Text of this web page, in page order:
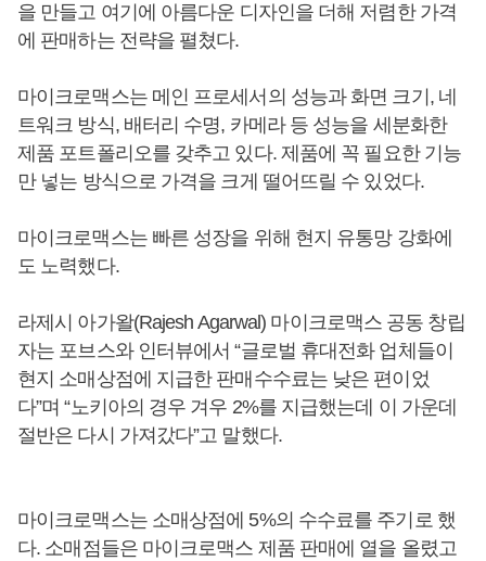
을 만들고 여기에 아름다운 디자인을 더해 저렴한 가격
에 판매하는 전략을 펼쳤다.
마이크로맥스는 메인 프로세서의 성능과 화면 크기, 네
트워크 방식, 배터리 수명, 카메라 등 성능을 세분화한
제품 포트폴리오를 갖추고 있다. 제품에 꼭 필요한 기능
만 넣는 방식으로 가격을 크게 떨어뜨릴 수 있었다.
마이크로맥스는 빠른 성장을 위해 현지 유통망 강화에
도 노력했다.
라제시 아가왈(Rajesh Agarwal) 마이크로맥스 공동 창립
자는 포브스와 인터뷰에서 “글로벌 휴대전화 업체들이
현지 소매상점에 지급한 판매수수료는 낮은 편이었
다”며 “노키아의 경우 겨우 2%를 지급했는데 이 가운데
절반은 다시 가져갔다”고 말했다.
마이크로맥스는 소매상점에 5%의 수수료를 주기로 했
다. 소매점들은 마이크로맥스 제품 판매에 열을 올렸고